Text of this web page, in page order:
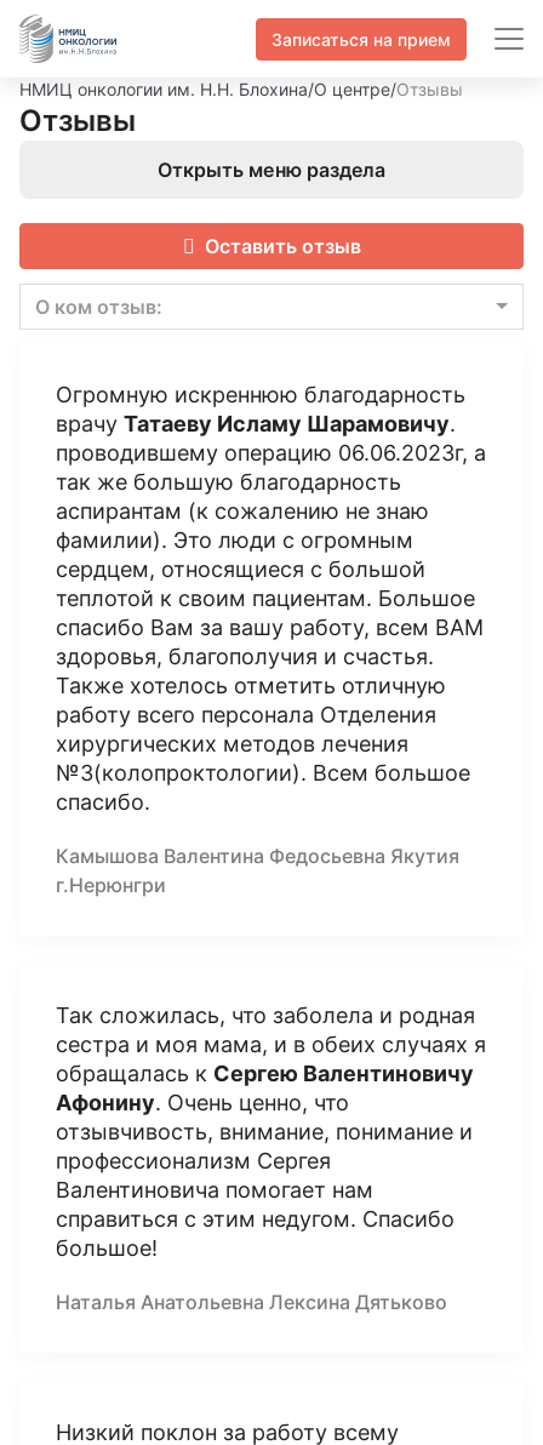
Записаться на прием
НМИЦ онкологии им. Н.Н. Блохина/О центре/Отзывы
Отзывы
Открыть меню раздела
Оставить отзыв
О ком отзыв:
Огромную искреннюю благодарность
врачу Татаеву Исламу Шарамовичу.
проводившему операцию 06.06.2023г, а
так же большую благодарность
аспирантам (к сожалению не знаю
фамилии). Это люди с огромным
сердцем, относящиеся с большой
теплотой к своим пациентам. Большое
спасибо Вам за вашу работу, всем ВАМ
здоровья, благополучия и счастья.
Также хотелось отметить отличную
работу всего персонала Отделения
хирургических методов лечения
№3(колопроктологии). Всем большое
спасибо.
Камышова Валентина Федосьевна Якутия
г.Нерюнгри
Так сложилась, что заболела и родная
сестра и моя мама, и в обеих случаях я
обращалась к Сергею Валентиновичу
Афонину. Очень ценно, что
отзывчивость, внимание, понимание и
профессионализм Сергея
Валентиновича помогает нам
справиться с этим недугом. Спасибо
большое!
Наталья Анатольевна Лексина Дятьково
Низкий поклон за работу всему